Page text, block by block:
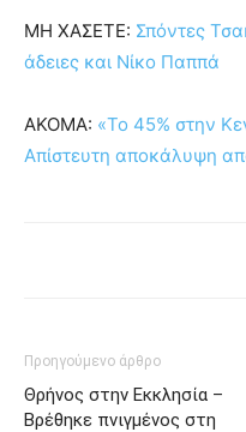
ΜΗ ΧΑΣΕΤΕ: Σπόντες
άδειες και Νίκο Παππά
AKOMA: «Το 45% στην
Απίστευτη αποκάλυψη
Προηγούμενο άρθρο
Θρήνος στην Εκκλησία –
Βρέθηκε πνιγμένος στη